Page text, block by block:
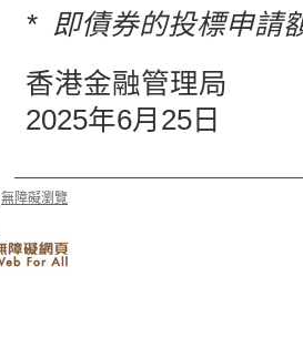
* 即債券的投標申請
香港金融管理局
2025年6月25日
無障礙瀏覽